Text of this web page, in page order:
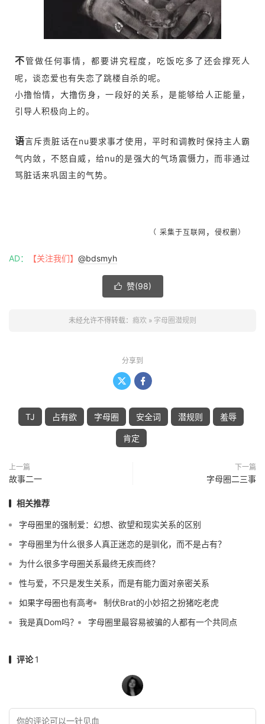
不管做任何事情，都要讲究程度，吃饭吃多了还会撑死人
呢，谈恋爱也有失恋了跳楼自杀的呢。
小撸怡情，大撸伤身，一段好的关系，是能够给人正能量，
引导人积极向上的。
语言斥责脏话在nu要求事才使用，平时和调教时保持主人霸
气内敛，不怒自威，给nu的是强大的气场震慑力，而非通过
骂脏话来巩固主的气势。
（ 采集于互联网 ， 侵权删）
AD： 【关注我们】 @bdsmyh
 赞(98)
未经允许不得转载： 瘾欢 » 字母圈潜规则
分享到
 
TJ 占有欲 字母圈 安全词 潜规则 羞辱
肯定
上一篇
故事二一
下一篇
字母圈二三事
相关推荐
字母圈里的强制爱：幻想、欲望和现实关系的区别
字母圈里为什么很多人真正迷恋的是驯化，而不是占有？
为什么很多字母圈关系最终无疾而终？
性与爱，不只是发生关系，而是有能力面对亲密关系
如果字母圈也有高考
制伏Brat的小妙招之扮猪吃老虎
我是真Dom吗？
字母圈里最容易被骗的人都有一个共同点
评论1